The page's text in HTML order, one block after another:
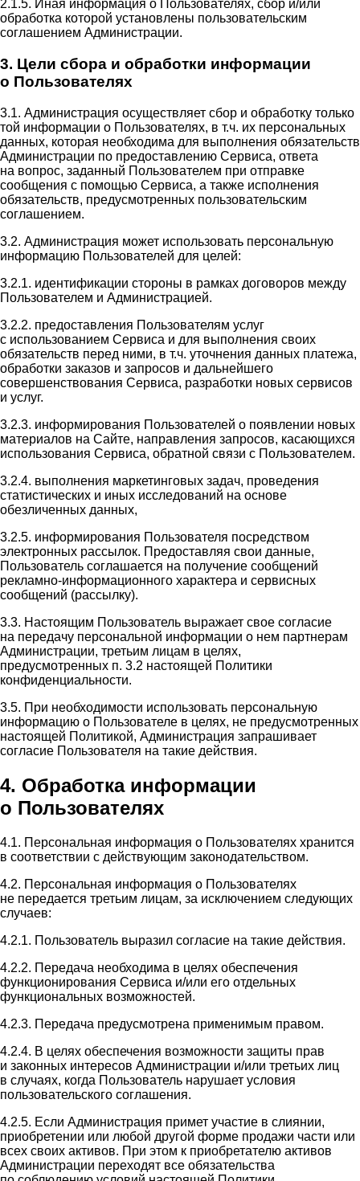
2.1.5. Иная информация о Пользователях, сбор и/или
обработка которой установлены пользовательским
соглашением Администрации.
3. Цели сбора и обработки информации
о Пользователях
3.1. Администрация осуществляет сбор и обработку только
той информации о Пользователях, в т.ч. их персональных
данных, которая необходима для выполнения обязательств
Администрации по предоставлению Сервиса, ответа
на вопрос, заданный Пользователем при отправке
сообщения с помощью Сервиса, а также исполнения
обязательств, предусмотренных пользовательским
соглашением.
3.2. Администрация может использовать персональную
информацию Пользователей для целей:
3.2.1. идентификации стороны в рамках договоров между
Пользователем и Администрацией.
3.2.2. предоставления Пользователям услуг
с использованием Сервиса и для выполнения своих
обязательств перед ними, в т.ч. уточнения данных платежа,
обработки заказов и запросов и дальнейшего
совершенствования Сервиса, разработки новых сервисов
и услуг.
3.2.3. информирования Пользователей о появлении новых
материалов на Сайте, направления запросов, касающихся
использования Сервиса, обратной связи с Пользователем.
3.2.4. выполнения маркетинговых задач, проведения
статистических и иных исследований на основе
обезличенных данных,
3.2.5. информирования Пользователя посредством
электронных рассылок. Предоставляя свои данные,
Пользователь соглашается на получение сообщений
рекламно-информационного характера и сервисных
сообщений (рассылку).
3.3. Настоящим Пользователь выражает свое согласие
на передачу персональной информации о нем партнерам
Администрации, третьим лицам в целях,
предусмотренных п. 3.2 настоящей Политики
конфиденциальности.
3.5. При необходимости использовать персональную
информацию о Пользователе в целях, не предусмотренных
настоящей Политикой, Администрация запрашивает
согласие Пользователя на такие действия.
4. Обработка информации
о Пользователях
4.1. Персональная информация о Пользователях хранится
в соответствии с действующим законодательством.
4.2. Персональная информация о Пользователях
не передается третьим лицам, за исключением следующих
случаев:
4.2.1. Пользователь выразил согласие на такие действия.
4.2.2. Передача необходима в целях обеспечения
функционирования Сервиса и/или его отдельных
функциональных возможностей.
4.2.3. Передача предусмотрена применимым правом.
4.2.4. В целях обеспечения возможности защиты прав
и законных интересов Администрации и/или третьих лиц
в случаях, когда Пользователь нарушает условия
пользовательского соглашения.
4.2.5. Если Администрация примет участие в слиянии,
приобретении или любой другой форме продажи части или
всех своих активов. При этом к приобретателю активов
Администрации переходят все обязательства